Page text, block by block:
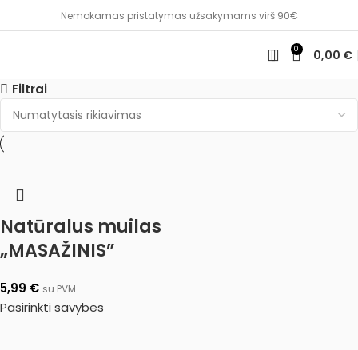
Nemokamas pristatymas užsakymams virš 90€
0 0,00 €
Filtrai
Natūralus muilas
„MASAŽINIS”
5,99 € su PVM
Pasirinkti savybes